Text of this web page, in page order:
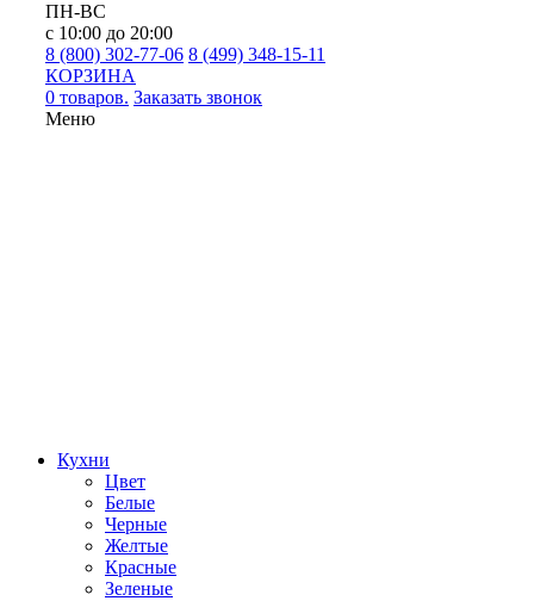
ПН-ВС
с 10:00 до 20:00
8 (800) 302-77-06 8 (499) 348-15-11
КОРЗИНА
0 товаров. Заказать звонок
Меню
Кухни
Цвет
Белые
Черные
Желтые
Красные
Зеленые